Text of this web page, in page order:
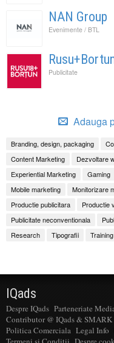
NAN Group
Evenimente / BTL
Publicitate
Adauga
Branding, design, packaging
Content Marketing
Dezvoltare
Experiential Marketing
Gaming
Mobile marketing
Monitorizare
Productie publicitara
Productie
Publicitate neconventionala
Research
Tipografii Training
IQads
Despre IQads Parteneriate
Contributor @ IQads & SMARK
Politica Comerciala Legal Info